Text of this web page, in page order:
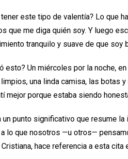
este tipo de valentía? Lo que
que me diga quién soy. Y luego
tranquilo y suave de que soy
esto? Un miércoles por la noche,
una linda camisa, las botas
mejor porque estaba siendo
un punto significativo que resume
a lo que nosotros —u otros—
hace referencia a esta cita